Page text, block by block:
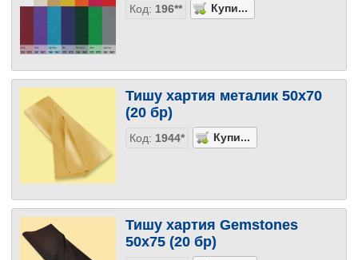
Код: 196**
Тишу хартия металик 50х70
(20 бр)
Код: 1944*
Тишу хартия Gemstones
50х75 (20 бр)